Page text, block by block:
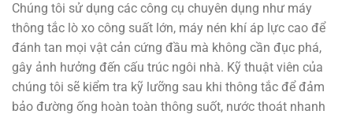
Chúng tôi sử dụng các công cụ chuyên dụng như máy
thông tắc lò xo công suất lớn, máy nén khí áp lực cao để
đánh tan mọi vật cản cứng đầu mà không cần đục phá,
gây ảnh hưởng đến cấu trúc ngôi nhà. Kỹ thuật viên của
chúng tôi sẽ kiểm tra kỹ lưỡng sau khi thông tắc để đảm
bảo đường ống hoàn toàn thông suốt, nước thoát nhanh